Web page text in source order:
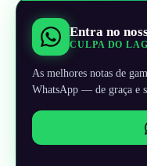
Entra no
CULPA DO
As melhores notas de
WhatsApp — de graça e